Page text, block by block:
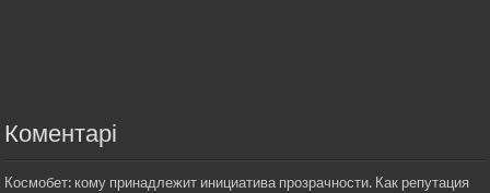
Коментарі
Космобет: кому принадлежит инициатива прозрачности. Как репутация